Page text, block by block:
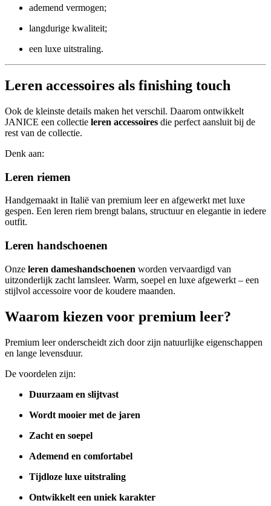
ademend vermogen;
langdurige kwaliteit;
een luxe uitstraling.
Leren accessoires als finishing touch
Ook de kleinste details maken het verschil. Daarom ontwikkelt
JANICE een collectie leren accessoires die perfect aansluit bij de
rest van de collectie.
Denk aan:
Leren riemen
Handgemaakt in Italië van premium leer en afgewerkt met luxe
gespen. Een leren riem brengt balans, structuur en elegantie in iedere
outfit.
Leren handschoenen
Onze leren dameshandschoenen worden vervaardigd van
uitzonderlijk zacht lamsleer. Warm, soepel en luxe afgewerkt – een
stijlvol accessoire voor de koudere maanden.
Waarom kiezen voor premium leer?
Premium leer onderscheidt zich door zijn natuurlijke eigenschappen
en lange levensduur.
De voordelen zijn:
Duurzaam en slijtvast
Wordt mooier met de jaren
Zacht en soepel
Ademend en comfortabel
Tijdloze luxe uitstraling
Ontwikkelt een uniek karakter